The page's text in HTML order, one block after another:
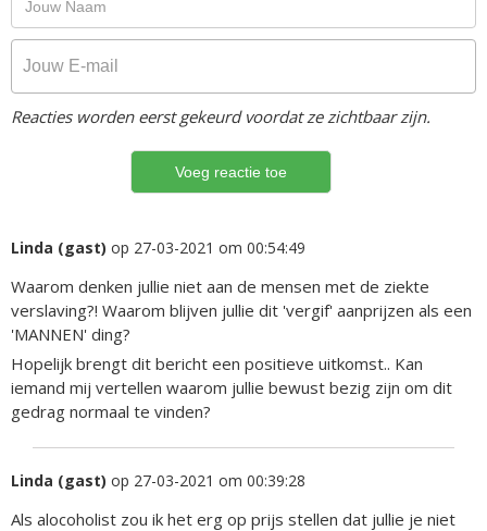
Reacties worden eerst gekeurd voordat ze zichtbaar zijn.
Linda (gast) op 27-03-2021 om 00:54:49
Waarom denken jullie niet aan de mensen met de ziekte
verslaving?! Waarom blijven jullie dit 'vergif' aanprijzen als een
'MANNEN' ding?
Hopelijk brengt dit bericht een positieve uitkomst.. Kan
iemand mij vertellen waarom jullie bewust bezig zijn om dit
gedrag normaal te vinden?
Linda (gast) op 27-03-2021 om 00:39:28
Als alocoholist zou ik het erg op prijs stellen dat jullie je niet